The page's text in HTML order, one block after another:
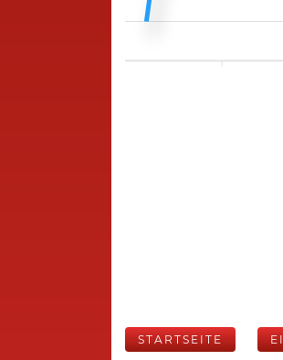
STARTSEITE